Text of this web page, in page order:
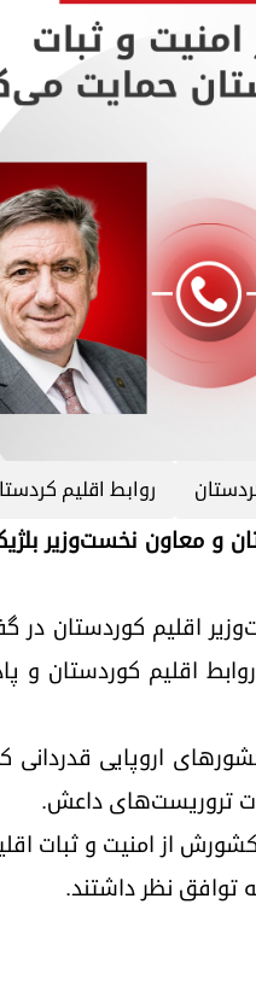
روابط اقلیم
کوردستان و معاون
بارزانی، نخست‌وزیر اقلیم
اقلیم کوردستان و
اروپایی
تروریست‌های داعش.
از امنیت و ثبات
نظر داشتند.